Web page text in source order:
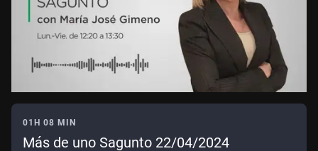
01H 08 MIN
Más de uno Sagunto 22/04/2024